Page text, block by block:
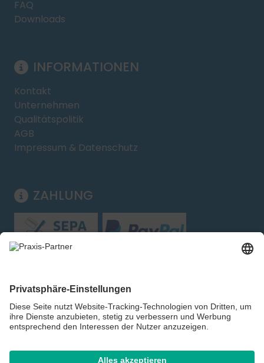
FAQ
Downloads
INFORMATIONEN
Kontakt
Unternehmen
Qualitätspolitik
AGB
Impressum & Datenschutz
ZAHLUNG
Folgen Sie uns: